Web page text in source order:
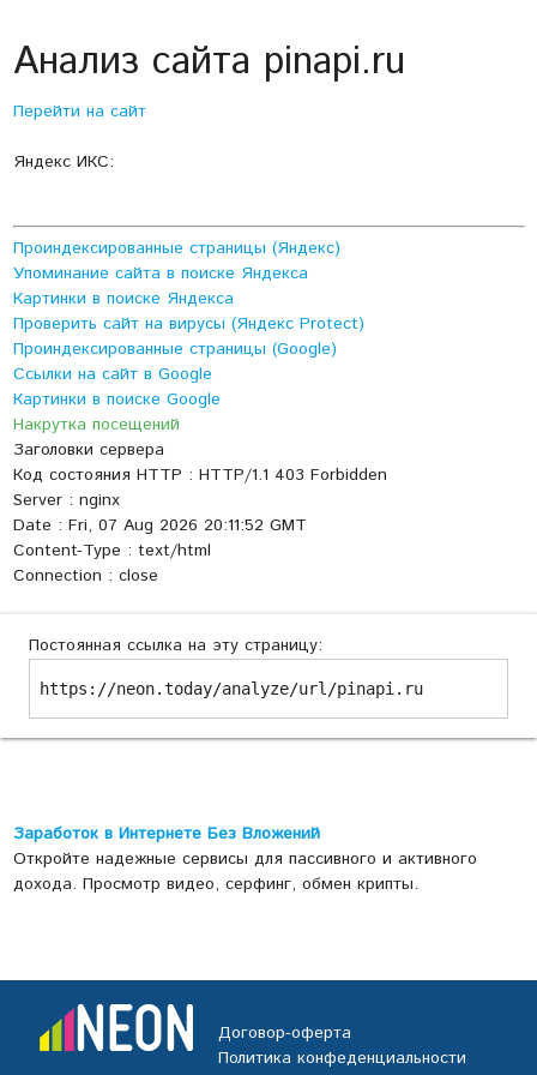
Анализ сайта pinapi.ru
Перейти на сайт
Яндекс ИКС:
Проиндексированные страницы (Яндекс)
Упоминание сайта в поиске Яндекса
Картинки в поиске Яндекса
Проверить сайт на вирусы (Яндекс Protect)
Проиндексированные страницы (Google)
Ссылки на сайт в Google
Картинки в поиске Google
Накрутка посещений
Заголовки сервера
Код состояния HTTP : HTTP/1.1 403 Forbidden
Server : nginx
Date : Fri, 07 Aug 2026 20:11:52 GMT
Content-Type : text/html
Connection : close
Постоянная ссылка на эту страницу:
https://neon.today/analyze/url/pinapi.ru
Заработок в Интернете Без Вложений
Откройте надежные сервисы для пассивного и активного
дохода. Просмотр видео, серфинг, обмен крипты.
Договор-оферта
Политика конфеденциальности